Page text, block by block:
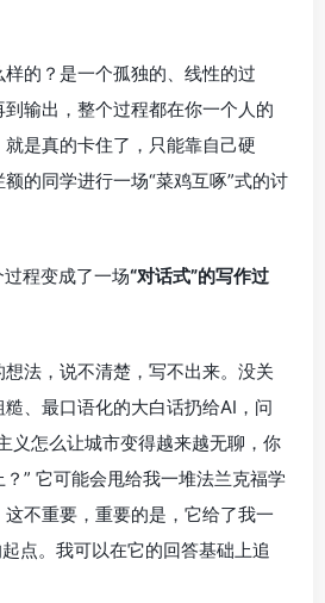
的？是一个孤独的、线性的过
输出，整个过程都在你一个人的
是真的卡住了，只能靠自己硬
的同学进行一场“菜鸡互啄”式的讨
程变成了一场“对话式”的写作过
法，说不清楚，写不出来。没关
、最口语化的大白话扔给AI，问
义怎么让城市变得越来越无聊，你
” 它可能会甩给我一堆法兰克福学
不重要，重要的是，它给了我一
点。我可以在它的回答基础上追